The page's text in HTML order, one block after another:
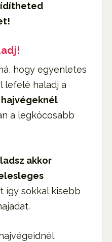
hogy egyenletes
lefelé haladj a
a legkócosabb
akkor
így sokkal kisebb